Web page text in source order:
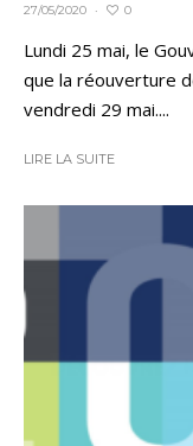
27/05/2020 · 0
Lundi 25 mai, le
que la réouverture
vendredi 29 mai....
LIRE LA SUITE